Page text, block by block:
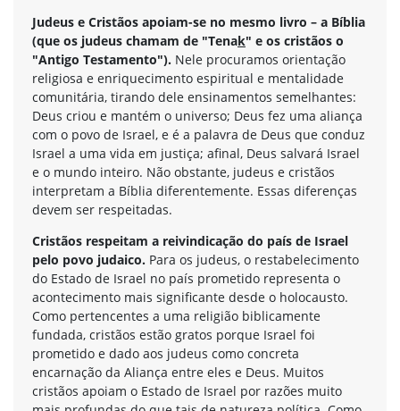
Judeus e Cristãos apoiam-se no mesmo livro – a Bíblia
(que os judeus chamam de "Tenak" e os cristãos o
"Antigo Testamento"). Nele procuramos orientação
religiosa e enriquecimento espiritual e mentalidade
comunitária, tirando dele ensinamentos semelhantes:
Deus criou e mantém o universo; Deus fez uma aliança
com o povo de Israel, e é a palavra de Deus que conduz
Israel a uma vida em justiça; afinal, Deus salvará Israel
e o mundo inteiro. Não obstante, judeus e cristãos
interpretam a Bíblia diferentemente. Essas diferenças
devem ser respeitadas.
Cristãos respeitam a reivindicação do país de Israel
pelo povo judaico. Para os judeus, o restabelecimento
do Estado de Israel no país prometido representa o
acontecimento mais significante desde o holocausto.
Como pertencentes a uma religião biblicamente
fundada, cristãos estão gratos porque Israel foi
prometido e dado aos judeus como concreta
encarnação da Aliança entre eles e Deus. Muitos
cristãos apoiam o Estado de Israel por razões muito